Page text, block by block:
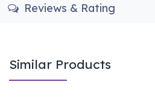
Reviews & Rating
Similar Products